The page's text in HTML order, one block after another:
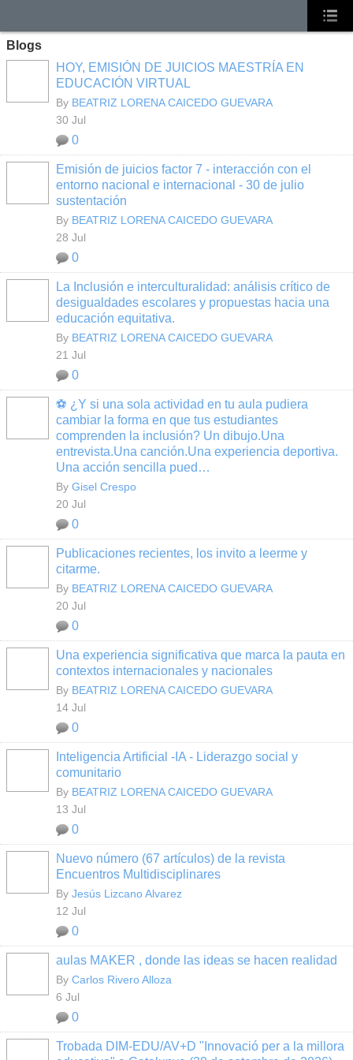
Blogs
HOY, EMISIÓN DE JUICIOS MAESTRÍA EN
EDUCACIÓN VIRTUAL
By BEATRIZ LORENA CAICEDO GUEVARA
30 Jul
0
Emisión de juicios factor 7 - interacción con el
entorno nacional e internacional - 30 de julio
sustentación
By BEATRIZ LORENA CAICEDO GUEVARA
28 Jul
0
La Inclusión e interculturalidad: análisis crítico de
desigualdades escolares y propuestas hacia una
educación equitativa.
By BEATRIZ LORENA CAICEDO GUEVARA
21 Jul
0
⚽ ¿Y si una sola actividad en tu aula pudiera
cambiar la forma en que tus estudiantes
comprenden la inclusión? Un dibujo.Una
entrevista.Una canción.Una experiencia deportiva.
Una acción sencilla pued…
By Gisel Crespo
20 Jul
0
Publicaciones recientes, los invito a leerme y
citarme.
By BEATRIZ LORENA CAICEDO GUEVARA
20 Jul
0
Una experiencia significativa que marca la pauta en
contextos internacionales y nacionales
By BEATRIZ LORENA CAICEDO GUEVARA
14 Jul
0
Inteligencia Artificial -IA - Liderazgo social y
comunitario
By BEATRIZ LORENA CAICEDO GUEVARA
13 Jul
0
Nuevo número (67 artículos) de la revista
Encuentros Multidisciplinares
By Jesús Lizcano Alvarez
12 Jul
0
aulas MAKER , donde las ideas se hacen realidad
By Carlos Rivero Alloza
6 Jul
0
Trobada DIM-EDU/AV+D "Innovació per a la millora